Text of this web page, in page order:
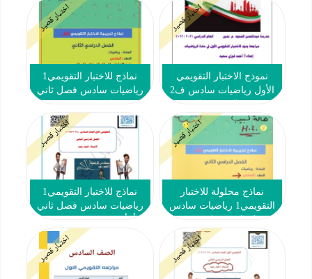
اختبار قصير
نموذج الاختبار التقويمي
الأول رياضيات سادس ف2
2021 2022
اختبار قصير
نماذج للاختبار التقويمي1
رياضيات سادس فصل ثاني
اختبار قصير
نماذج محلولة للاختبار
التقويمي1 رياضيات سادس
2025
اختبار قصير
نماذج للاختبار التقويمي1
رياضيات سادس فصل ثاني
اختبار قصير اختبار قصير